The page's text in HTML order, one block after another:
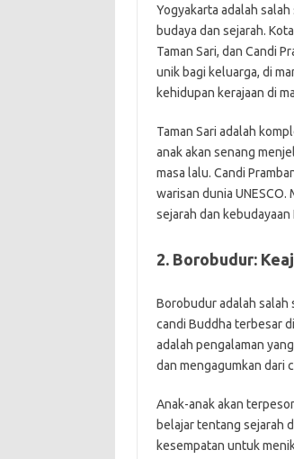
Yogyakarta adalah
budaya dan sejarah.
Taman Sari, dan Candi
unik bagi keluarga, di
kehidupan kerajaan di
Taman Sari adalah
anak akan senang
masa lalu. Candi
warisan dunia
sejarah dan kebudayaan
2. Borobudur:
Borobudur adalah salah
candi Buddha terbesar
adalah pengalaman
dan mengagumkan dari
Anak-anak akan
belajar tentang sejarah
kesempatan untuk